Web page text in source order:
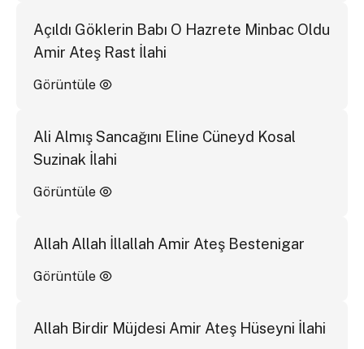
Açıldı Göklerin Babı O Hazrete Minbac Oldu
Amir Ateş Rast İlahi
Görüntüle
Ali Almış Sancağını Eline Cüneyd Kosal
Suzinak İlahi
Görüntüle
Allah Allah İllallah Amir Ateş Bestenigar
Görüntüle
Allah Birdir Müjdesi Amir Ateş Hüseyni İlahi